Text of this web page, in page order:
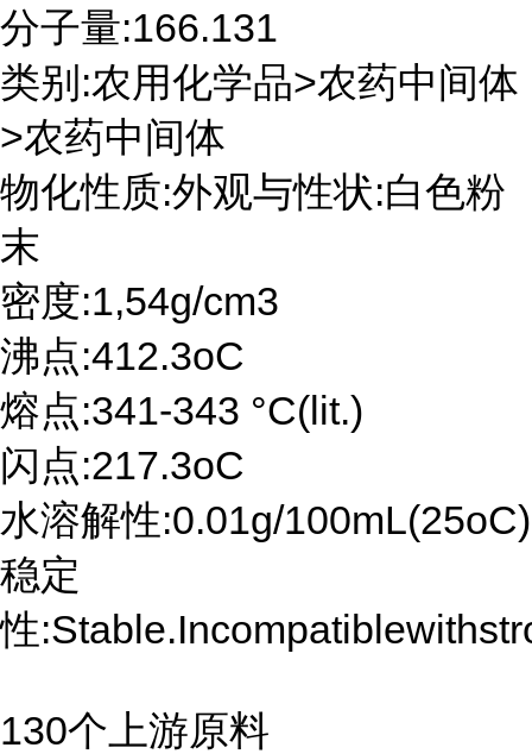
分子量:166.131
类别:农用化学品>农药中间体
>农药中间体
物化性质:外观与性状:白色粉
末
密度:1,54g/cm3
沸点:412.3oC
熔点:341-343 °C(lit.)
闪点:217.3oC
水溶解性:0.01g/100mL(25oC)
稳定
性
130个上游原料